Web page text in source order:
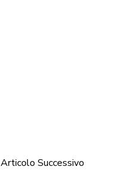
Articolo Successivo